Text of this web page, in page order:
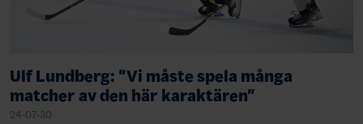
Ulf Lundberg: "Vi måste spela många
matcher av den här karaktären"
24-07-30